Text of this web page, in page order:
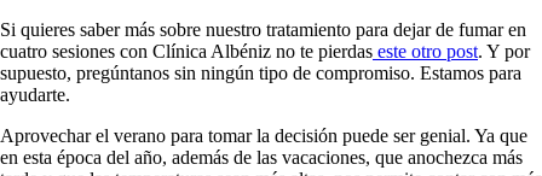
Si quieres saber más sobre nuestro tratamiento para dejar de fumar en
cuatro sesiones con Clínica Albéniz no te pierdas este otro post. Y por
supuesto, pregúntanos sin ningún tipo de compromiso. Estamos para
ayudarte.
Aprovechar el verano para tomar la decisión puede ser genial. Ya que
en esta época del año, además de las vacaciones, que anochezca más